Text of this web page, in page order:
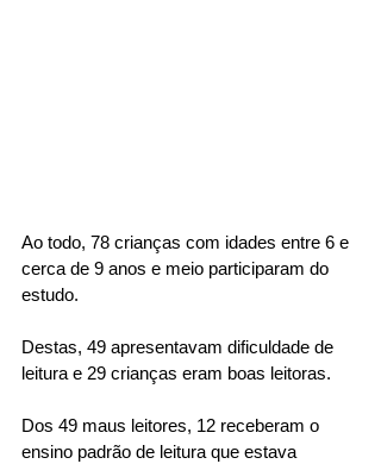
Ao todo, 78 crianças com idades entre 6 e
cerca de 9 anos e meio participaram do
estudo.
Destas, 49 apresentavam dificuldade de
leitura e 29 crianças eram boas leitoras.
Dos 49 maus leitores, 12 receberam o
ensino padrão de leitura que estava